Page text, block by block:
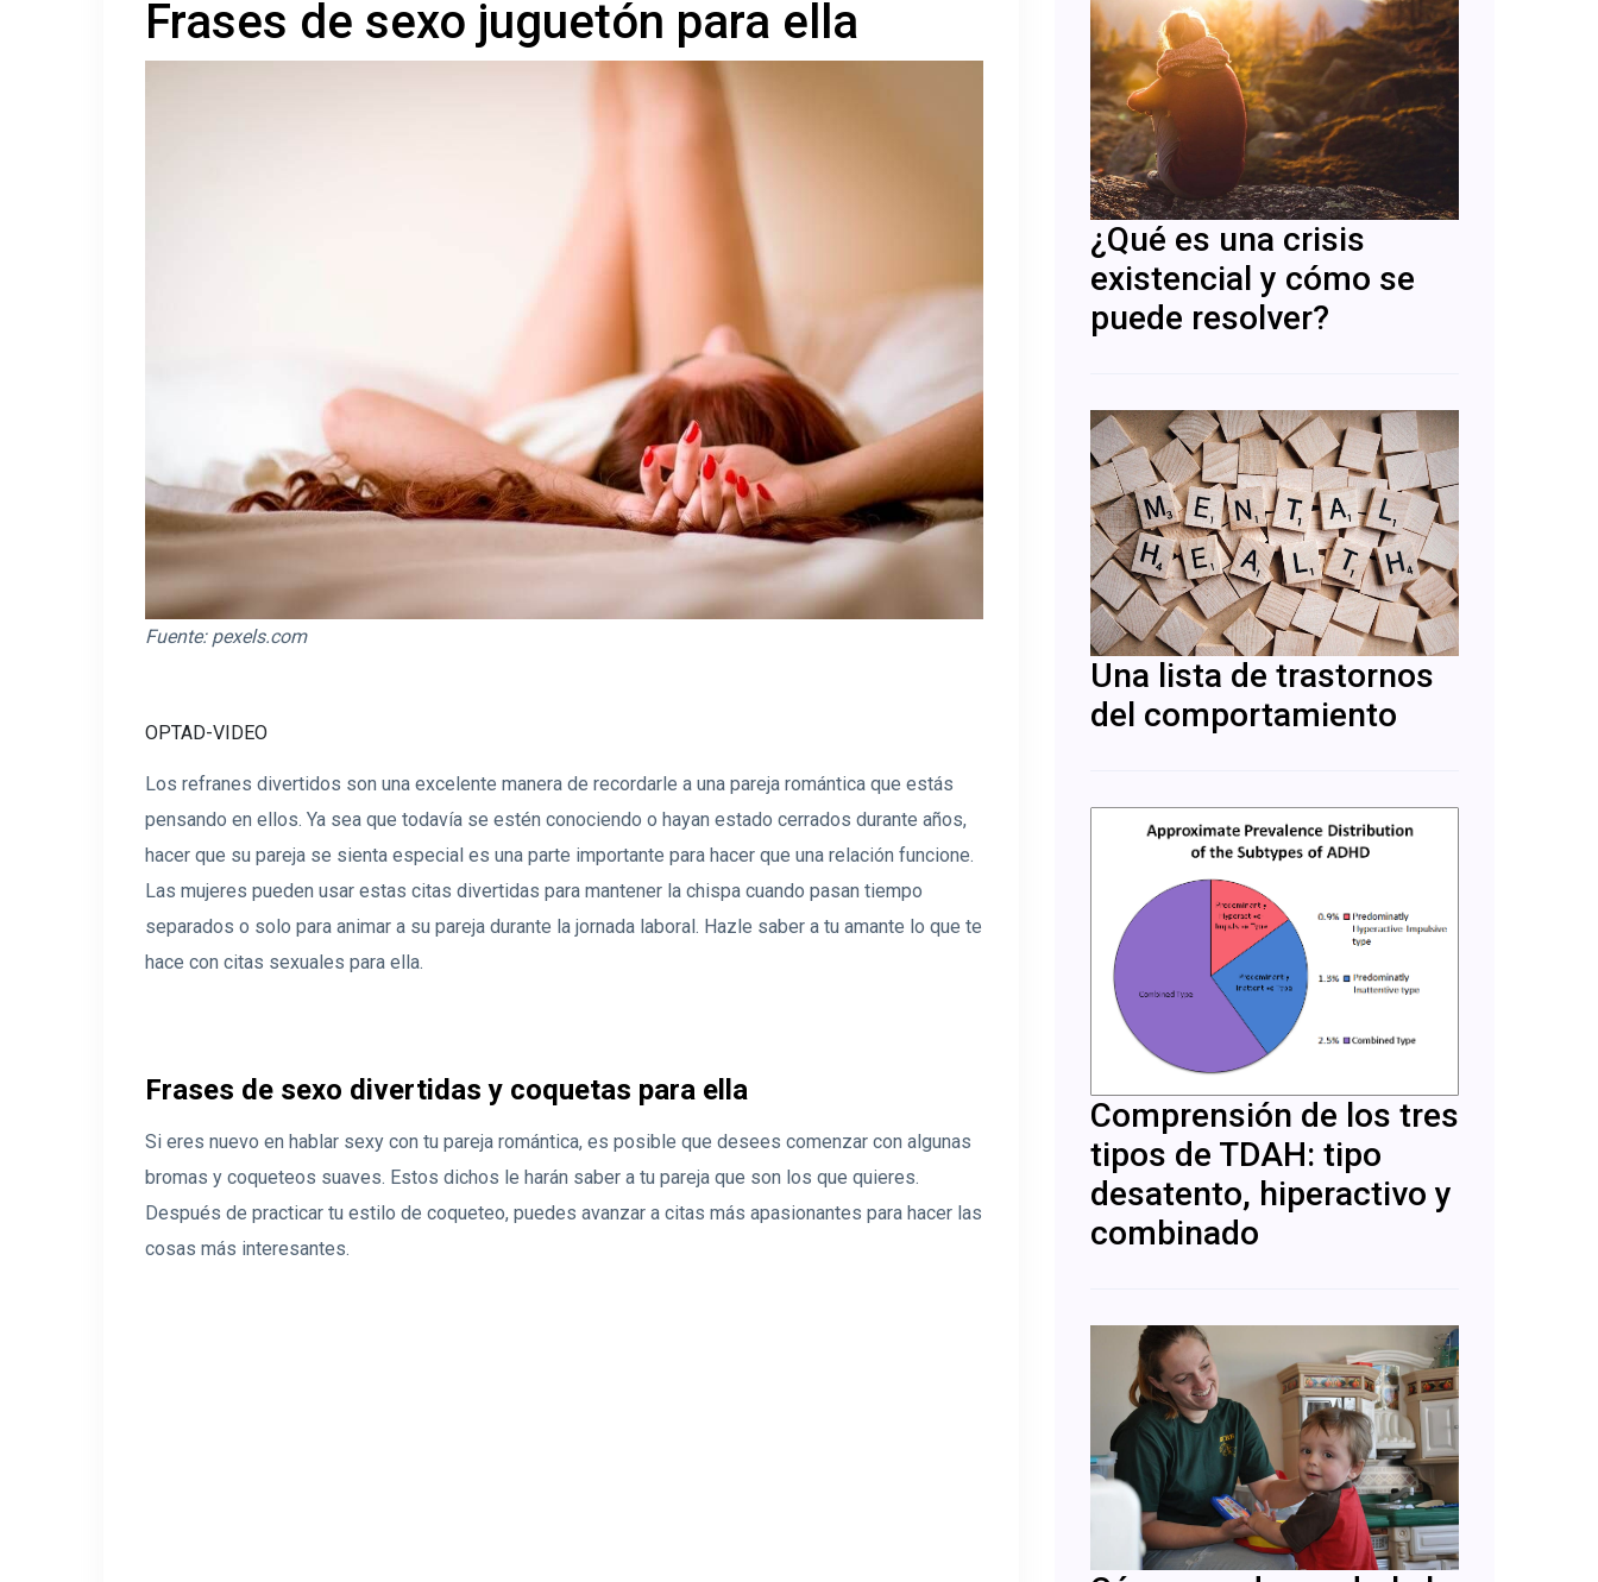
Frases de sexo juguetón para ella
Fuente: pexels.com
OPTAD-VIDEO
Los refranes divertidos son una excelente manera de recordarle a una pareja romántica que estás
pensando en ellos. Ya sea que todavía se estén conociendo o hayan estado cerrados durante años,
hacer que su pareja se sienta especial es una parte importante para hacer que una relación funcione.
Las mujeres pueden usar estas citas divertidas para mantener la chispa cuando pasan tiempo
separados o solo para animar a su pareja durante la jornada laboral. Hazle saber a tu amante lo que te
hace con citas sexuales para ella.
Frases de sexo divertidas y coquetas para ella
Si eres nuevo en hablar sexy con tu pareja romántica, es posible que desees comenzar con algunas
bromas y coqueteos suaves. Estos dichos le harán saber a tu pareja que son los que quieres.
Después de practicar tu estilo de coqueteo, puedes avanzar a citas más apasionantes para hacer las
cosas más interesantes.
¿Qué es una crisis
existencial y cómo se
puede resolver?
Una lista de trastornos
del comportamiento
Comprensión de los tres
tipos de TDAH: tipo
desatento, hiperactivo y
combinado